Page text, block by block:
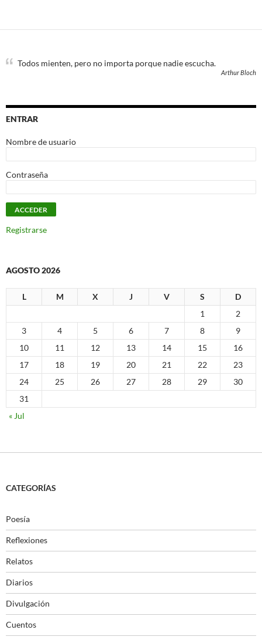
Todos mienten, pero no importa porque nadie escucha.
Arthur Bloch
ENTRAR
Nombre de usuario
Contraseña
Registrarse
AGOSTO 2026
L M X J V S
D
1
2
3
4 5 6 7 8
9
10
11 12 13 14 15
16
17
18 19 20 21 22
23
24
25 26 27 28 29
30
31
« Jul
CATEGORÍAS
Poesía
Reflexiones
Relatos
Diarios
Divulgación
Cuentos